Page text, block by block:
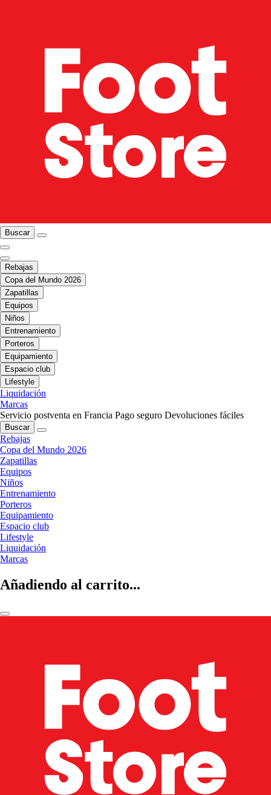
Buscar
Rebajas
Copa del Mundo 2026
Zapatillas
Equipos
Niños
Entrenamiento
Porteros
Equipamiento
Espacio club
Lifestyle
Liquidación
Marcas
Servicio postventa en Francia Pago seguro Devoluciones fáciles
Buscar
Rebajas
Copa del Mundo 2026
Zapatillas
Equipos
Niños
Entrenamiento
Porteros
Equipamiento
Espacio club
Lifestyle
Liquidación
Marcas
Añadiendo al carrito...